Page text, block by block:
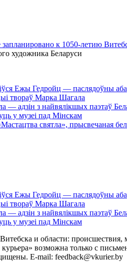
к 1050-летию
художника Беларуси
Ежы Гедройц — паслядоўны
твораў Марка Шагала
— адзін з найвялікшых паэтаў
у музеі пад Мінскам
святла», прысвечаная
Ежы Гедройц — паслядоўны
твораў Марка Шагала
— адзін з найвялікшых паэтаў
у музеі пад Мінскам
и области:
возможна только с
E-mail: feedback@vkurier.by